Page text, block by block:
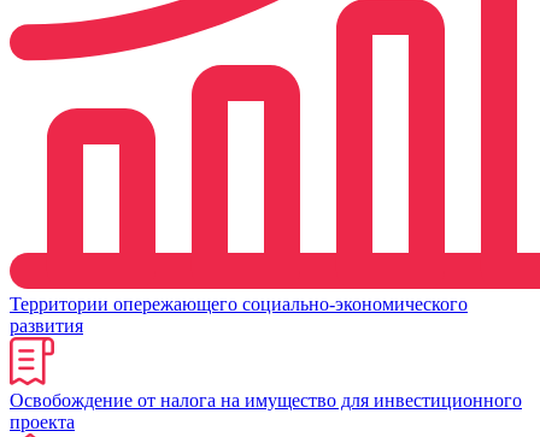
Территории опережающего социально-экономического
развития
Освобождение от налога на имущество для инвестиционного
проекта